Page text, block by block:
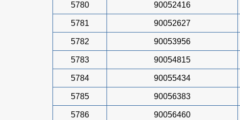
5780 90052416
5781 90052627
5782 90053956
5783 90054815
5784 90055434
5785 90056383
5786 90056460